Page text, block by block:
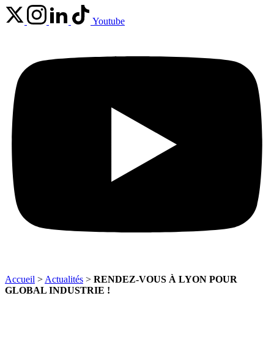
Youtube
Accueil > Actualités > RENDEZ-VOUS À LYON POUR
GLOBAL INDUSTRIE !